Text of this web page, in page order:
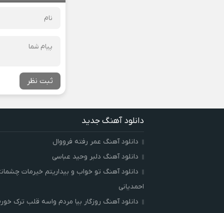
ثبت نظر
دانلود آهنگ جدید
دانلود آهنگ عمر رفته فرووال
دانلود آهنگ دلبر وحید عباسی
دانلود آهنگ تو خواب و بیداریتم خیرمات
احمدیانی
دانلود آهنگ روزگار بیا مردم واسه قلب ترک